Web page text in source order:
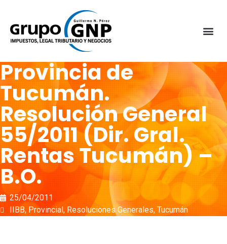
Provincia de
Tucumán.
Resolución General
55/2011 (Dir. Gral.
Rentas Tucumán) –
B.O.
25/04/2011
IIBB, Provincial, Resoluciones Generales, Tucumán